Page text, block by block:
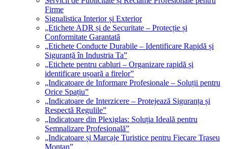
Firme
Signalistica Interior și Exterior
„Etichete ADR și de Securitate – Protecție și
Conformitate Garantată
„Etichete Conducte Durabile – Identificare Rapidă și
Siguranță în Industria Ta”
„Etichete pentru cabluri – Organizare rapidă și
identificare ușoară a firelor”
„Indicatoare de Informare Profesionale – Soluții pentru
Orice Spațiu”
„Indicatoare de Interzicere – Protejează Siguranța și
Respectă Regulile”
„Indicatoare din Plexiglas: Soluția Ideală pentru
Semnalizare Profesională”
„Indicatoare și Marcaje Turistice pentru Fiecare Traseu
Montan”